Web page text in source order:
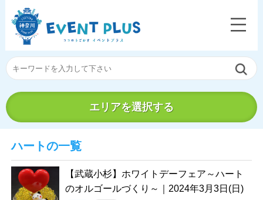
エリアを選択する
ハートの一覧
【武蔵小杉】ホワイトデーフェア～ハート
のオルゴールづくり～｜2024年3月3日(日)